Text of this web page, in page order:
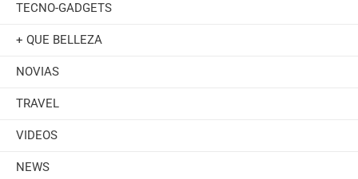
TECNO-GADGETS
+ QUE BELLEZA
NOVIAS
TRAVEL
VIDEOS
NEWS